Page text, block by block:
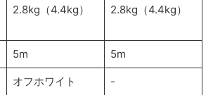
2.8kg（4.4kg） 2.8kg（4.4kg）
5m 5m
オフホワイト -